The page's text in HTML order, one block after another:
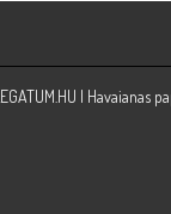
| Havaianas